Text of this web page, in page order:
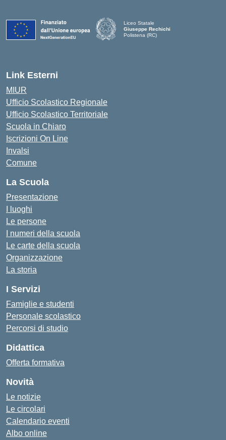
Liceo Statale
Giuseppe Rechichi
Polistena (RC)
Link Esterni
MIUR
Ufficio Scolastico Regionale
Ufficio Scolastico Territoriale
Scuola in Chiaro
Iscrizioni On Line
Invalsi
Comune
La Scuola
Presentazione
I luoghi
Le persone
I numeri della scuola
Le carte della scuola
Organizzazione
La storia
I Servizi
Famiglie e studenti
Personale scolastico
Percorsi di studio
Didattica
Offerta formativa
Novità
Le notizie
Le circolari
Calendario eventi
Albo online